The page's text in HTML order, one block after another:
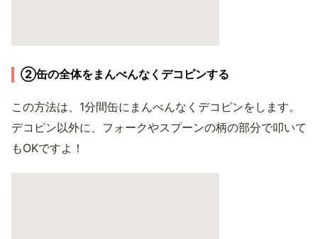
②缶の全体をまんべんなくデコピンする
この方法は、1分間缶にまんべんなくデコピンをします。
デコピン以外に、フォークやスプーンの柄の部分で叩いて
もOKですよ！